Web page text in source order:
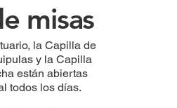
misas
la Capilla de
y la Capilla
están abiertas
todos los días.